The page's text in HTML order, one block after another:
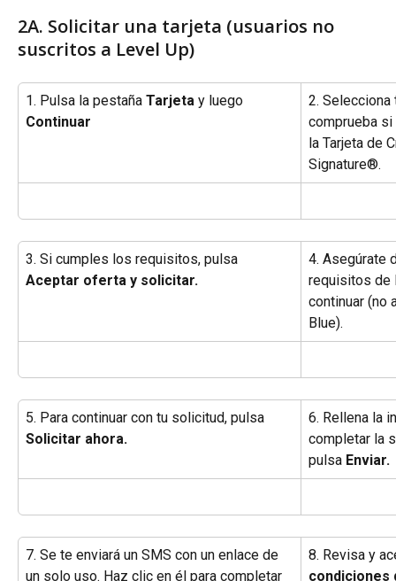
2A. Solicitar una tarjeta (usuarios no
suscritos a Level Up)
1. Pulsa la pestaña Tarjeta y luego
Continuar
2.
comprueba
la Tarjeta de
Signature®.
3. Si cumples los requisitos, pulsa
Aceptar oferta y solicitar.
4. Asegúrate
requisitos de
continuar (no
Blue).
5. Para continuar con tu solicitud, pulsa
Solicitar ahora.
6. Rellena la
completar la
pulsa Enviar.
7. Se te enviará un SMS con un enlace de
un solo uso. Haz clic en él para completar
8. Revisa y
condiciones